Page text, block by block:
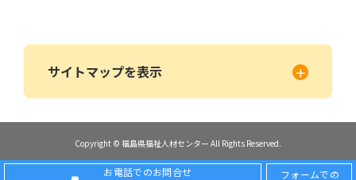
お電話でのお問合せ
フォームでの
サイトマップを表示
Copyright © 福島県福祉人材センター All Rights Reserved.